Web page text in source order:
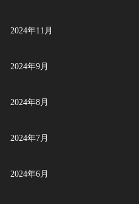
2024年11月
2024年9月
2024年8月
2024年7月
2024年6月